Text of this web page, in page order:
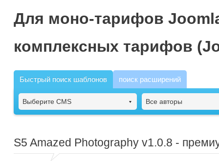
Для моно-тарифов
комплексных тарифов
Быстрый поиск шаблонов поиск расширений
Выберите CMS Все авторы
S5 Amazed Photography v1.0.8 -